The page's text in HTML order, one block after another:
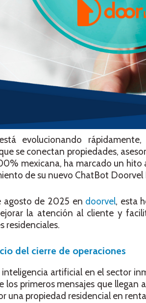
evolucionando
se conectan propiedades,
mexicana, ha marcado un
de su nuevo ChatBot Doorvel
agosto de 2025 en doorvel, esta
la atención al cliente y
residenciales.
del cierre de operaciones
artificial en el sector
primeros mensajes que llegan
una propiedad residencial en